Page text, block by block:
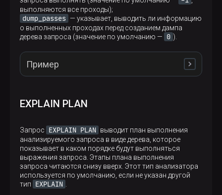
выполняются все проходы);
dump_passes — указывает, выводить ли информацию
о выполненных проходах перед созданием дампа
дерева запроса (значение по умолчанию —
0 ).
Пример
запроса и выводит информацию о них перед
EXPLAIN QUERY TREE passes=3, dump_passes
SELECT page_name, toDate(toStartOfMonth(
FROM
WHERE page_name = 'landing'
GROUP BY page_name,
month
ORDER BY page_name,
EXPLAIN PLAN
Запрос EXPLAIN PLAN выводит план выполнения
анализируемого запроса в виде дерева, которое
показывает в каком порядке будут выполняться
выражения запроса. Этапы плана выполнения
запроса читаются снизу вверх. Этот тип анализатора
используется по умолчанию, если не указан другой
тип
EXPLAIN